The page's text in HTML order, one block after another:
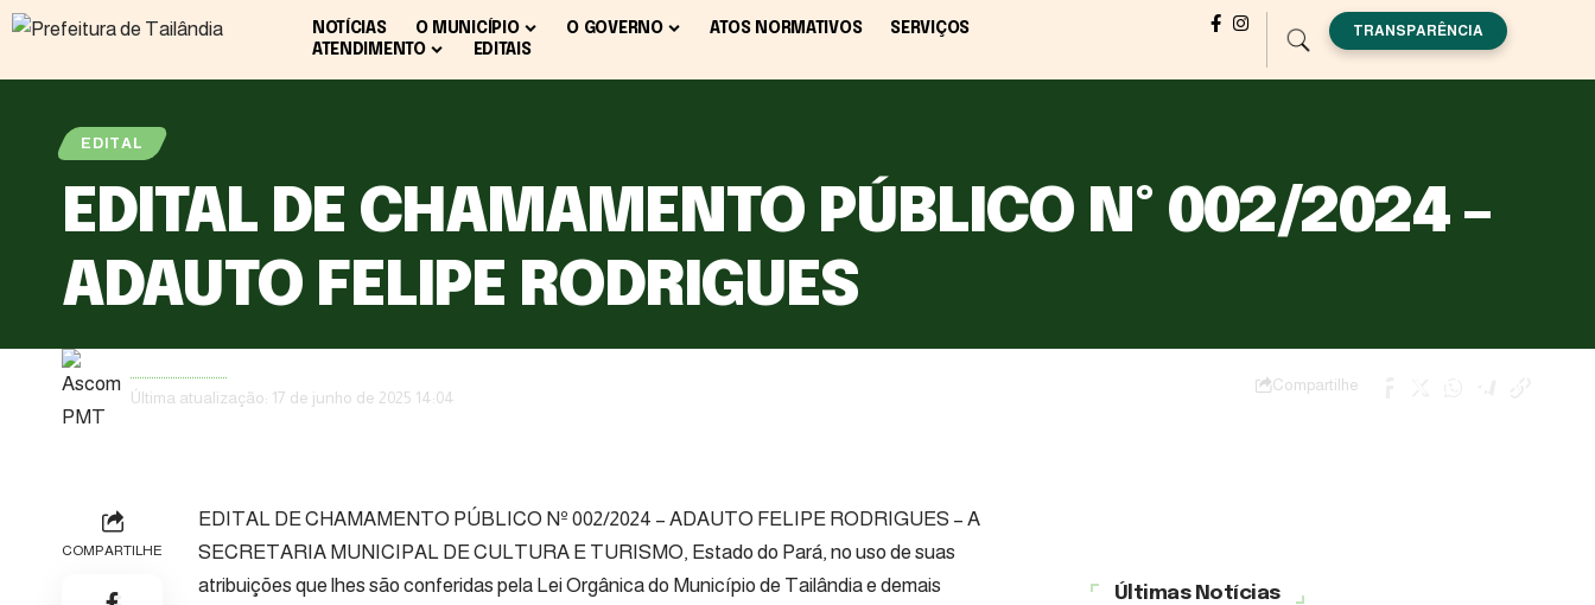
NOTÍCIAS O MUNICÍPIO O GOVERNO ATOS NORMATIVOS
SERVIÇOS
ATENDIMENTO
EDITAIS
TRANSPARÊNCIA
EDITAL
EDITAL DE CHAMAMENTO PÚBLICO Nº 002/2024 –
ADAUTO FELIPE RODRIGUES
Última atualização: 17 de junho de 2025 14:04
Compartilhe
COMPARTILHE
EDITAL DE CHAMAMENTO PÚBLICO Nº 002/2024 – ADAUTO FELIPE RODRIGUES – A
SECRETARIA MUNICIPAL DE CULTURA E TURISMO, Estado do Pará, no uso de suas
atribuições que lhes são conferidas pela Lei Orgânica do Município de Tailândia e demais
Últimas Notícias